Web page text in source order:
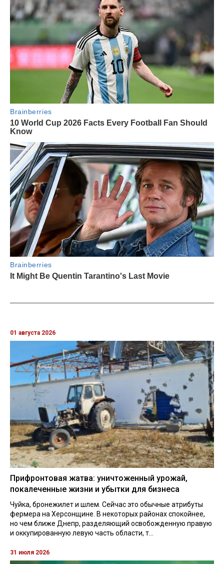
01 августа 2026
Прифронтовая жатва: уничтоженный урожай,
покалеченные жизни и убытки для бизнеса
Чуйка, бронежилет и шлем. Сейчас это обычные атрибуты
фермера на Херсонщине. В некоторых районах спокойнее,
но чем ближе Днепр, разделяющий освобожденную правую
и оккупированную левую часть области, т...
31 июля 2026